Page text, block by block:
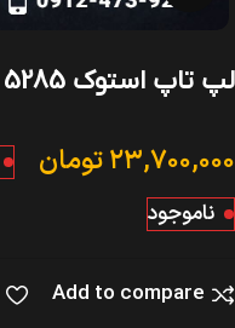
لپ تاپ استوک Dell Latitude 5285 با پردازنده i5
۲۳,۷۰۰,۰۰۰تومان
ناموجود
Add to compare